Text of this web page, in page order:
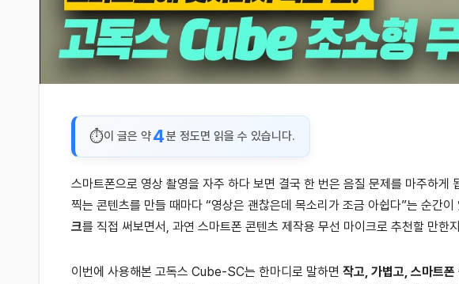
이 글은 약4분 정도면 읽을 수 있습니다.
스마트폰으로 영상 촬영을 자주 하다 보면 결국 한 번은 음질 문제를 마주하게
찍는 콘텐츠를 만들 때마다 “영상은 괜찮은데 목소리가 조금 아쉽다”는 순간
크를 직접 써보면서, 과연 스마트폰 콘텐츠 제작용 무선 마이크로 추천할 만한
이번에 사용해본 고독스 Cube-SC는 한마디로 말하면 작고, 가볍고, 스마트